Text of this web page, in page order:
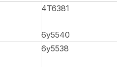
4T6381
6y5540
6y5538